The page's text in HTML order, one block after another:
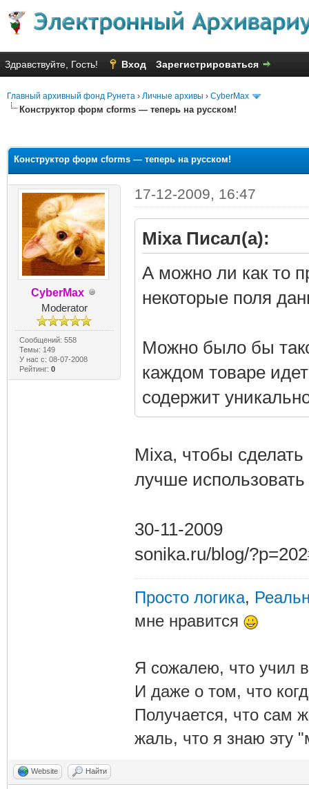
Здравствуйте, Гость! Вход Зарегистрироваться
Главный архивный фонд Рунета › Личные архивы › CyberMax
Конструктор форм cforms — теперь на русском!
Конструктор форм cforms — теперь на русском!
CyberMax
Moderator
Сообщений: 558
Темы: 149
У нас с: 08-07-2008
Рейтинг: 0
17-12-2009, 16:47
Mixa Писал(а):
А можно ли как то
некоторые поля
Можно было бы
каждом товаре
содержит
Mixa, чтобы
лучше
30-11-2009
sonika.ru/blog/
Просто логика,
мне нравится
Я сожалею, что учил
И даже о том, что
Получается, что сам
жаль, что я знаю эту
Website Найти